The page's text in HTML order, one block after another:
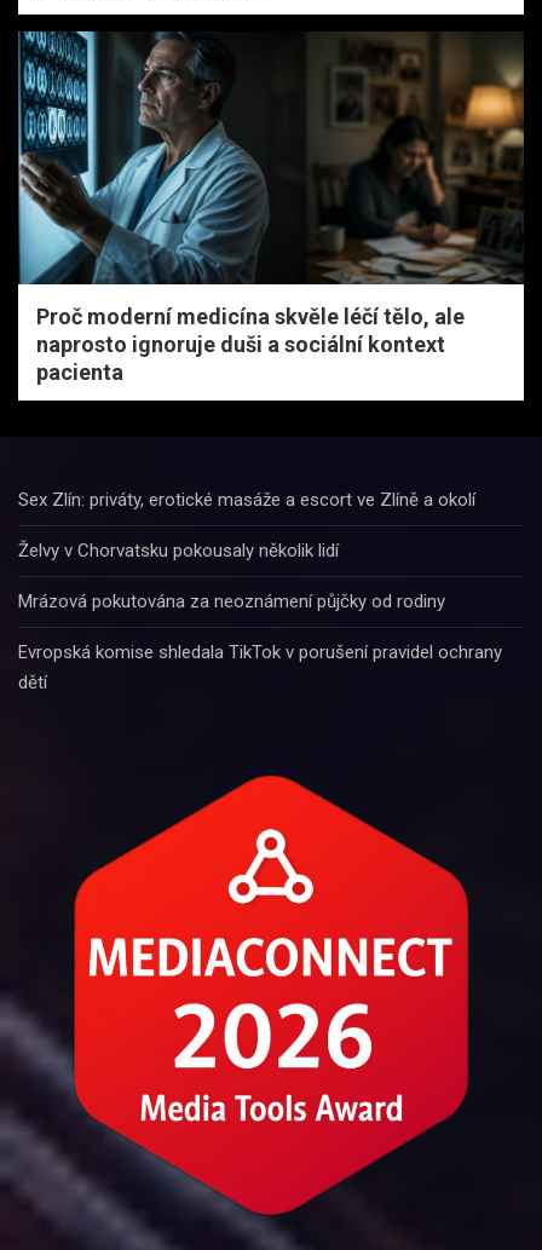
Proč moderní medicína skvěle léčí tělo, ale
naprosto ignoruje duši a sociální kontext
pacienta
Sex Zlín: priváty, erotické masáže a escort ve Zlíně a okolí
Želvy v Chorvatsku pokousaly několik lidí
Mrázová pokutována za neoznámení půjčky od rodiny
Evropská komise shledala TikTok v porušení pravidel ochrany
dětí